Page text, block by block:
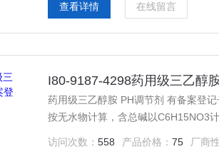
查看详情 在线留言
I80-9187-4298药用级三乙醇
药用级三乙醇胺 PH调节剂 有备案登
按无水物计算，含总碱以C6H15NO3
访问次数： 558 产品价格： 75 厂商